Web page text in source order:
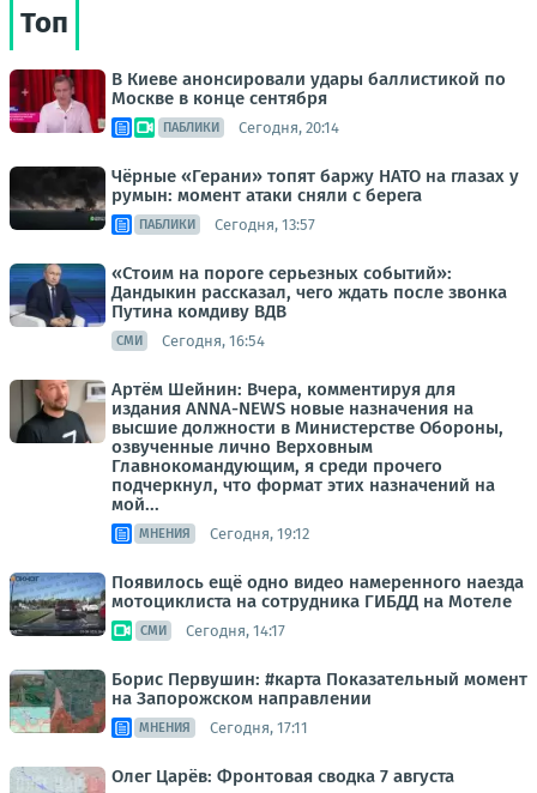
Топ
В Киеве анонсировали удары баллистикой по
Москве в конце сентября
ПАБЛИКИ Сегодня, 20:14
Чёрные «Герани» топят баржу НАТО на глазах у
румын: момент атаки сняли с берега
ПАБЛИКИ Сегодня, 13:57
«Стоим на пороге серьезных событий»:
Дандыкин рассказал, чего ждать после звонка
Путина комдиву ВДВ
СМИ Сегодня, 16:54
Артём Шейнин: Вчера, комментируя для
издания ANNA-NEWS новые назначения на
высшие должности в Министерстве Обороны,
озвученные лично Верховным
Главнокомандующим, я среди прочего
подчеркнул, что формат этих назначений на
мой...
МНЕНИЯ Сегодня, 19:12
Появилось ещё одно видео намеренного наезда
мотоциклиста на сотрудника ГИБДД на Мотеле
СМИ Сегодня, 14:17
Борис Первушин: #карта Показательный момент
на Запорожском направлении
МНЕНИЯ Сегодня, 17:11
Олег Царёв: Фронтовая сводка 7 августа